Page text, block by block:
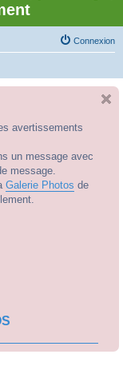
Connexion
avertissements
un message avec
message.
Galerie Photos de